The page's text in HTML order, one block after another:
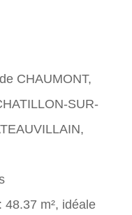
CHAUMONT,
SUR-
m², idéale